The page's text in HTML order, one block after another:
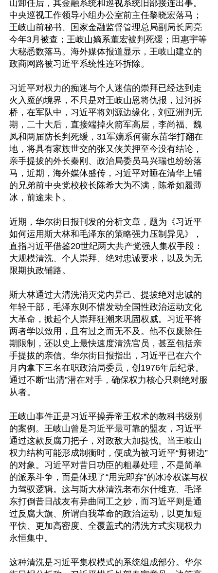
山卸任后，其金融系统和巡视系统旧部接连出事。
中央巡视工作领导小组办公室前主任黎晓宏落马；
王岐山前秘书、国家金融监督管理总局副局长周亮
今年3月被查；王岐山嫡系董宏被判死缓；田惠宇等
大秘悉数落马。海外媒体报道显示，王岐山建立的
政商网路被习近平系统性连环拆除。
习近平对权力的痴迷与个人迷信的崇拜已经达到走
火入魔的境界，不只是对王岐山恩将仇报，过河拆
桥，在军队中，习近平将刘源边缘化，刘亚洲判无
期，二十大后，直接端掉火箭军高层，李尚福、魏
凤和两届防长判死缓，31军嫡系何衞东苗华打翻在
地，将具有家族世交的张又侠关押至今没有结论，
亲手提拔的外长秦刚、政治局委员马兴瑞也纷纷落
马，近期，海外媒体盛传，习近平对睡在清华上铺
的兄弟前中央党校校长陈希大为不满，陈希如履薄
冰，前途未卜。
近期，华尔街日报刊发的分析文章，题为《习近平
如何运用斯大林和毛泽东的策略强力压制异见》，
直指习近平借鉴20世纪两大共产党强人集权手段：
大规模清洗、个人崇拜、绝对忠诚要求，以及为无
限期执政铺路。
斯大林通过大清洗消灭党内异己、提拔绝对忠诚的
年轻干部，毛泽东则不惜发动全国性政治运动文化
大革命，掀起个人崇拜狂潮来巩固权威。习近平将
两者学以致用，且有过之而无不及。他不仅废除任
期限制，还以史上最快速度清洗官员，甚至包括亲
手提拔的亲信。华尔街日报指出，习近平已在六个
月内拿下三名在职政治局委员，创1976年后纪录。
通过不断“出清”潜在对手，确保权力核心只剩绝对服
从者。
王岐山事件正是习近平操弄帝王权术的教科书级别
的案例。王岐山曾是习近平最可靠的盟友，习近平
通过这款反腐刀把子，对政敌大加挞伐。当王岐山
权力结构可能形成制衡时，便成为被习近平“剪裙边”
的对象。习近平对昔日功臣的粗暴处理，不是简单
的派系斗争，而是体现了“用完即弃”的冰冷权谋与权
力驾驭逻辑。这与斯大林清洗老布尔什维克、毛泽
东打倒昔日战友有异曲同工之妙，而习近平则是通
过反腐大旗、所谓自我革命的政治运动，以更加短
平快、更加高密度、全覆盖式的清洗方式实现权力
永恒集中。
这种清洗是习近平集权模式的系统组成部分。华尔